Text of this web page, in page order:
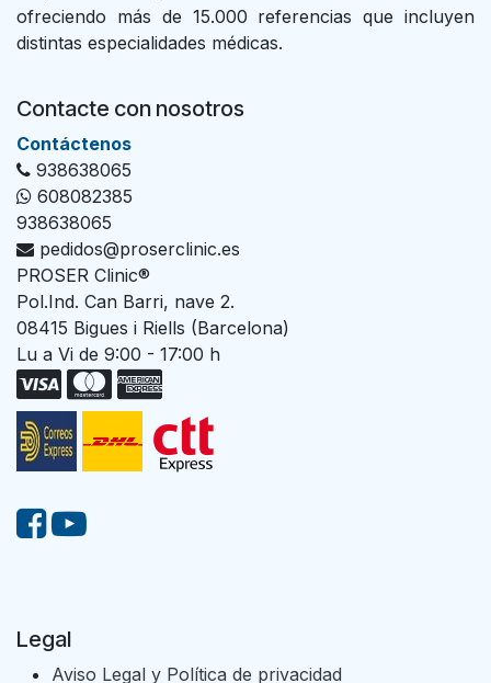
ofreciendo más de 15.000 referencias que incluyen
distintas especialidades médicas.
Contacte con nosotros
Con​tác​tenos
938638065
608082385
938638065
pedidos@proserclinic.es
PROSER Clinic®
Pol.Ind. Can Barri, nave 2.
08415 Bigues i Riells (Barcelona)
Lu a Vi de 9:00 - 17:00 h
Legal
Aviso Legal y Política de privacidad